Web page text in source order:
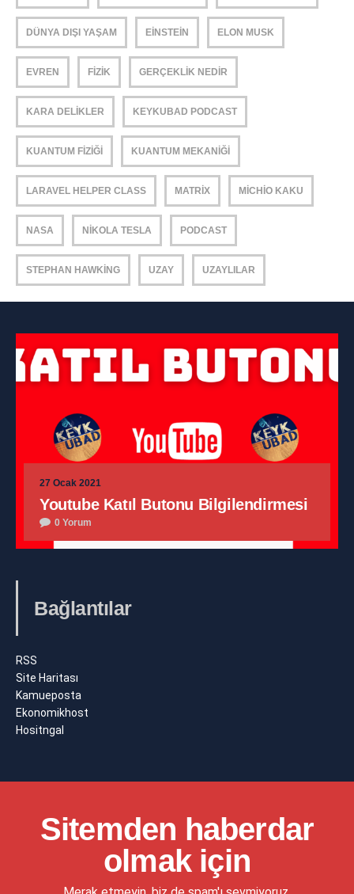
DÜNYA DIŞI YAŞAM EINSTEIN ELON MUSK
EVREN FIZIK GERÇEKLIK NEDIR
KARA DELIKLER KEYKUBAD PODCAST
KUANTUM FIZIĞI KUANTUM MEKANIĞI
LARAVEL HELPER CLASS MATRIX MICHIO KAKU
NASA NIKOLA TESLA PODCAST
STEPHAN HAWKING UZAY UZAYLILAR
27 Ocak 2021
Youtube Katıl Butonu Bilgilendirmesi
0 Yorum
Bağlantılar
RSS
Site Haritası
Kamueposta
Ekonomikhost
Hositngal
Sitemden haberdar
olmak için